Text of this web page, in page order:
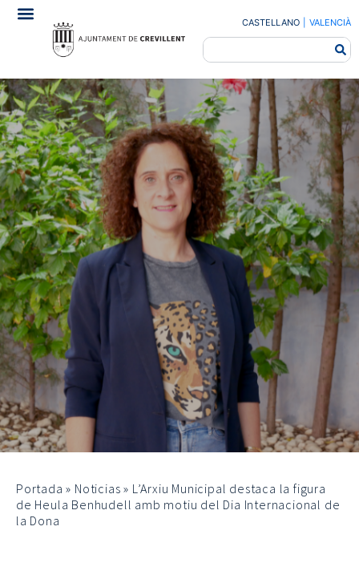
CASTELLANO VALENCIÀ
Portada » Noticias » L’Arxiu Municipal destaca la figura
de Heula Benhudell amb motiu del Dia Internacional de
la Dona